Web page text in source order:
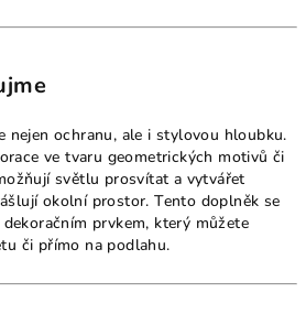
nejen ochranu, ale i stylovou hloubku.
ve tvaru geometrických motivů či
světlu prosvítat a vytvářet
okolní prostor. Tento doplněk se
prvkem, který můžete
či přímo na podlahu.